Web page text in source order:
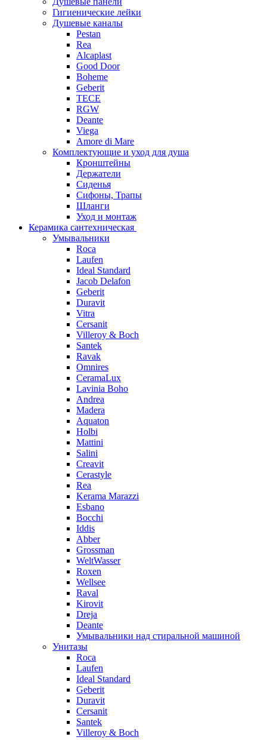
Гигиенические лейки
Душевые каналы
Pestan
Rea
Alcaplast
Good Door
Boheme
Geberit
TECE
RGW
Deante
Viega
Amore di Mare
Комплектующие и уход для душа
Кронштейны
Держатели
Сиденья
Сифоны, Трапы
Шланги
Уход и монтаж
Керамика сантехническая
Умывальники
Roca
Laufen
Ideal Standard
Jacob Delafon
Geberit
Duravit
Vitra
Cersanit
Villeroy & Boch
Santek
Ravak
Omnires
CeramaLux
Lavinia Boho
Andrea
Madera
Aquaton
Holbi
Mattini
Salini
Creavit
Cerastyle
Rea
Kerama Marazzi
Esbano
Bocchi
Iddis
Abber
Grossman
WeltWasser
Roxen
Wellsee
Raval
Kirovit
Dreja
Deante
Умывальники над стиральной машиной
Унитазы
Roca
Laufen
Ideal Standard
Geberit
Duravit
Cersanit
Santek
Villeroy & Boch